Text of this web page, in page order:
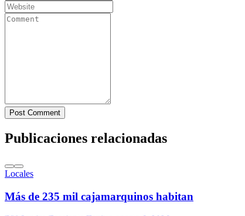
Post Comment
Publicaciones relacionadas
Locales
Más de 235 mil cajamarquinos habitan